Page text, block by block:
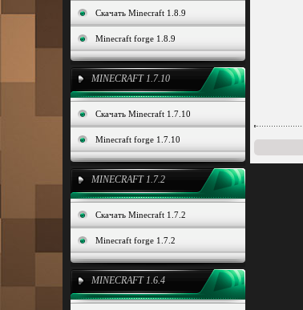
Скачать Minecraft 1.8.9
Minecraft forge 1.8.9
MINECRAFT 1.7.10
Скачать Minecraft 1.7.10
Minecraft forge 1.7.10
MINECRAFT 1.7.2
Скачать Minecraft 1.7.2
Minecraft forge 1.7.2
MINECRAFT 1.6.4